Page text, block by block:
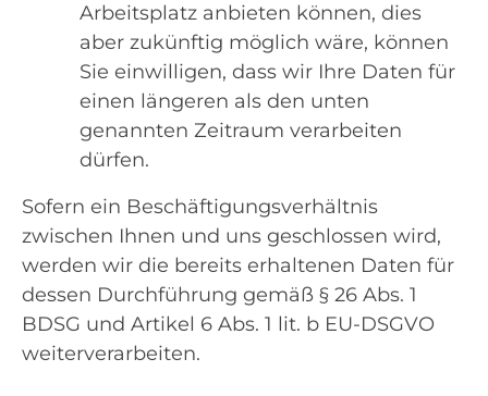
Arbeitsplatz anbieten können, dies
aber zukünftig möglich wäre, können
Sie einwilligen, dass wir Ihre Daten für
einen längeren als den unten
genannten Zeitraum verarbeiten
dürfen.
Sofern ein Beschäftigungsverhältnis
zwischen Ihnen und uns geschlossen wird,
werden wir die bereits erhaltenen Daten für
dessen Durchführung gemäß § 26 Abs. 1
BDSG und Artikel 6 Abs. 1 lit. b EU-DSGVO
weiterverarbeiten.